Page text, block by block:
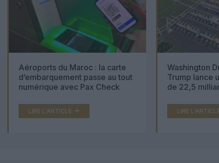
Aéroports du Maroc : la carte
d’embarquement passe au tout
numérique avec Pax Check
LIRE L'ARTICLE
Washington
Trump lance
de 22,5
LIRE